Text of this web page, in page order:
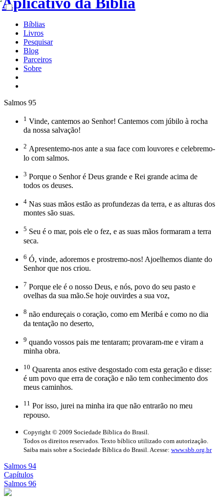
Bíblias
Livros
Pesquisar
Blog
Parceiros
Sobre
Salmos 95
1 Vinde, cantemos ao Senhor! Cantemos com júbilo à rocha
da nossa salvação!
2 Apresentemo-nos ante a sua face com louvores e celebremo-
lo com salmos.
3 Porque o Senhor é Deus grande e Rei grande acima de
todos os deuses.
4 Nas suas mãos estão as profundezas da terra, e as alturas dos
montes são suas.
5 Seu é o mar, pois ele o fez, e as suas mãos formaram a terra
seca.
6 Ó, vinde, adoremos e prostremo-nos! Ajoelhemos diante do
Senhor que nos criou.
7 Porque ele é o nosso Deus, e nós, povo do seu pasto e
ovelhas da sua mão.Se hoje ouvirdes a sua voz,
8 não endureçais o coração, como em Meribá e como no dia
da tentação no deserto,
9 quando vossos pais me tentaram; provaram-me e viram a
minha obra.
10 Quarenta anos estive desgostado com esta geração e disse:
é um povo que erra de coração e não tem conhecimento dos
meus caminhos.
11 Por isso, jurei na minha ira que não entrarão no meu
repouso.
Copyright © 2009 Sociedade Bíblica do Brasil.
Todos os direitos reservados. Texto bíblico utilizado com autorização.
Saiba mais sobre a Sociedade Bíblica do Brasil. Acesse: www.sbb.org.br
Salmos 94
Capítulos
Salmos 96